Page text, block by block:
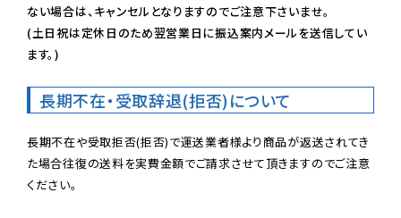
ない場合は、キャンセルとなりますのでご注意下さいませ。
(土日祝は定休日のため翌営業日に振込案内メールを送信してい
ます。)
長期不在・受取辞退(拒否)について
長期不在や受取拒否(拒否)で運送業者様より商品が返送されてき
た場合往復の送料を実費金額でご請求させて頂きますのでご注意
ください。